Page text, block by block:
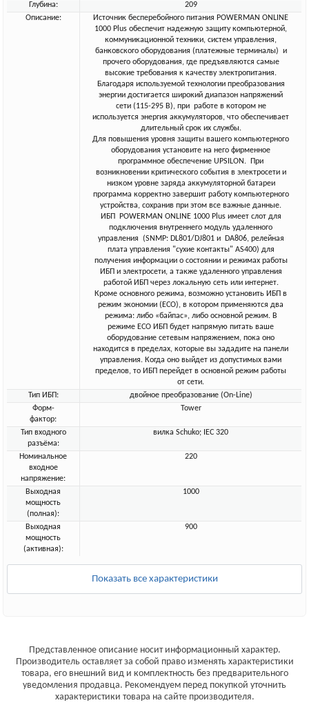
Глубина:
209
Описание:
Источник бесперебойного питания POWERMAN ONLINE
1000 Plus обеспечит надежную защиту компьютерной,
коммуникационной техники, систем управления,
банковского оборудования (платежные терминалы) и
прочего оборудования, где предъявляются самые
высокие требования к качеству электропитания.
Благодаря используемой технологии преобразования
энергии достигается широкий диапазон напряжений
сети (115-295 В), при работе в котором не
используется энергия аккумуляторов, что обеспечивает
длительный срок их службы.
Для повышения уровня защиты вашего компьютерного
оборудования установите на него фирменное
программное обеспечение UPSILON. При
возникновении критического события в электросети и
низком уровне заряда аккумуляторной батареи
программа корректно завершит работу компьютерного
устройства, сохранив при этом все важные данные.
ИБП POWERMAN ONLINE 1000 Plus имеет слот для
подключения внутреннего модуль удаленного
управления (SNMP: DL801/DJ801 и DA806, релейная
плата управления "сухие контакты" AS400) для
получения информации о состоянии и режимах работы
ИБП и электросети, а также удаленного управления
работой ИБП через локальную сеть или интернет.
Кроме основного режима, возможно установить ИБП в
режим экономии (ECO), в котором применяются два
режима: либо «байпас», либо основной режим. В
режиме ECO ИБП будет напрямую питать ваше
оборудование сетевым напряжением, пока оно
находится в пределах, которые вы зададите на панели
управления. Когда оно выйдет из допустимых вами
пределов, то ИБП перейдет в основной режим работы
от сети.
Тип ИБП:
двойное преобразование (On-Line)
Форм-
фактор:
Tower
Тип входного
разъёма:
вилка Schuko; IEC 320
Номинальное
входное
напряжение:
220
Выходная
мощность
(полная):
1000
Выходная
мощность
(активная):
900
Показать все характеристики
Представленное описание носит информационный характер.
Производитель оставляет за собой право изменять характеристики
товара, его внешний вид и комплектность без предварительного
уведомления продавца. Рекомендуем перед покупкой уточнить
характеристики товара на сайте производителя.